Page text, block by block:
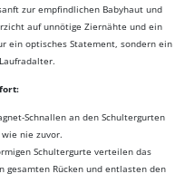
zur empfindlichen Babyhaut und
auf unnötige Ziernähte und ein
ein optisches Statement, sondern ein
Schnallen an den Schultergurten
nie zuvor.
Schultergurte verteilen das
gesamten Rücken und entlasten den